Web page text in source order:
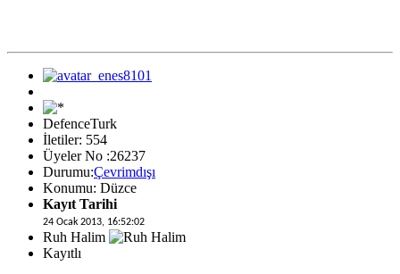
DefenceTurk
İletiler: 554
Üyeler No :26237
Durumu:Çevrimdışı
Konumu: Düzce
Kayıt Tarihi
24 Ocak 2013, 16:52:02
Ruh Halim
Kayıtlı